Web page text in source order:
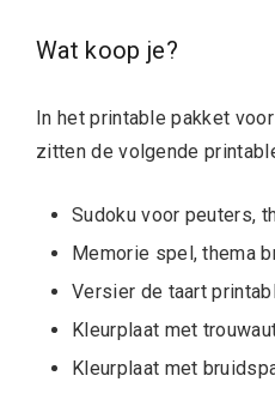
Wat koop je?
In het printable pakket
zitten de volgende
Sudoku voor peuters,
Memorie spel, thema
Versier de taart
Kleurplaat met
Kleurplaat met